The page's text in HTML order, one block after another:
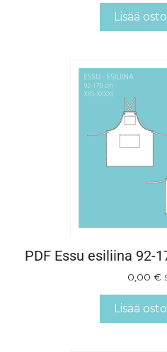
Lisää
PDF Essu esiliina 92-
0,00 €
Lisää